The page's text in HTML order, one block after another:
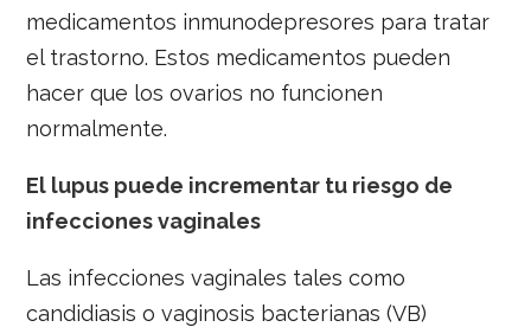
medicamentos inmunodepresores para tratar
el trastorno. Estos medicamentos pueden
hacer que los ovarios no funcionen
normalmente.
El lupus puede incrementar tu riesgo de
infecciones vaginales
Las infecciones vaginales tales como
candidiasis o vaginosis bacterianas (VB)